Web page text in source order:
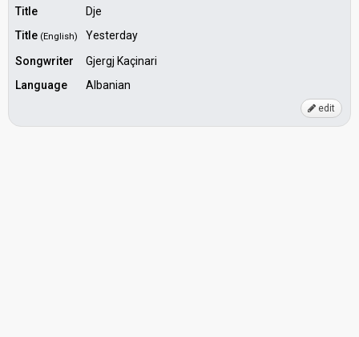
Title
Dje
Title (English)
Yesterday
Songwriter
Gjergj Kaçinari
Language
Albanian
edit